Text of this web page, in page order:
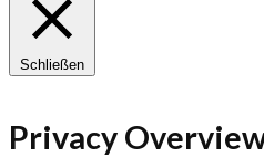
Schließen
Privacy